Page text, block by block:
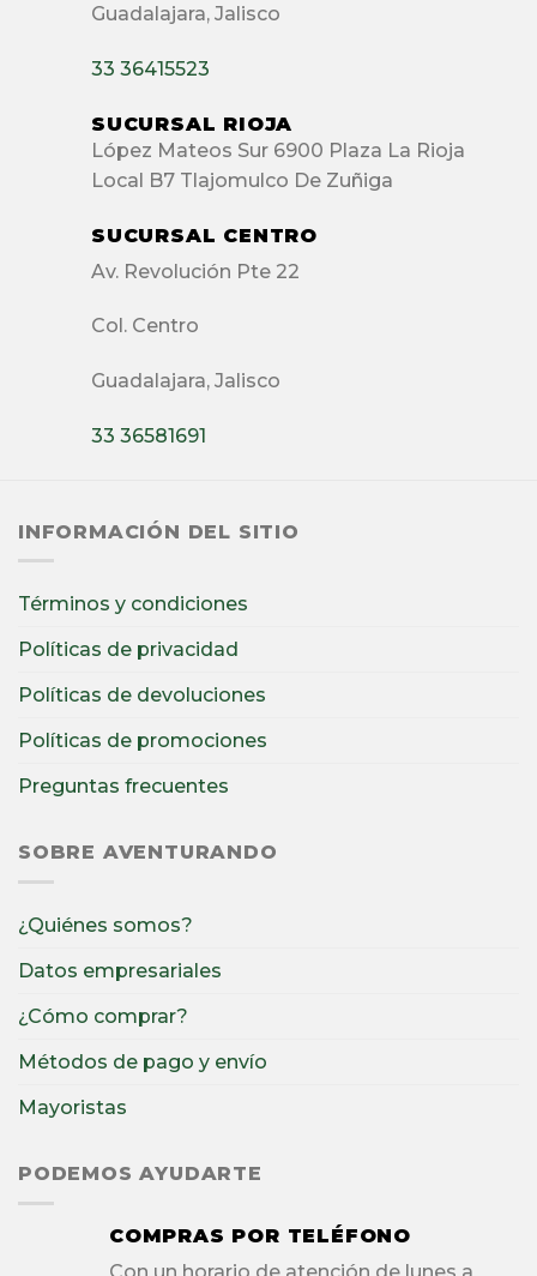
Guadalajara, Jalisco
33 36415523
SUCURSAL RIOJA
López Mateos Sur 6900 Plaza La Rioja
Local B7 Tlajomulco De Zuñiga
SUCURSAL CENTRO
Av. Revolución Pte 22
Col. Centro
Guadalajara, Jalisco
33 36581691
INFORMACIÓN DEL SITIO
Términos y condiciones
Políticas de privacidad
Políticas de devoluciones
Políticas de promociones
Preguntas frecuentes
SOBRE AVENTURANDO
¿Quiénes somos?
Datos empresariales
¿Cómo comprar?
Métodos de pago y envío
Mayoristas
PODEMOS AYUDARTE
COMPRAS POR TELÉFONO
Con un horario de atención de lunes a